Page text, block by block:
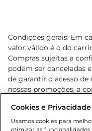
Condições gerais: Em
valor válido é o do
Compras sujeitas a
podem ser canceladas
de garantir o acesso
nossas promoções, a
cliente. Os preços,
o e-commerce e
Cookies e Privacidade
Usamos cookies para
otimizar as